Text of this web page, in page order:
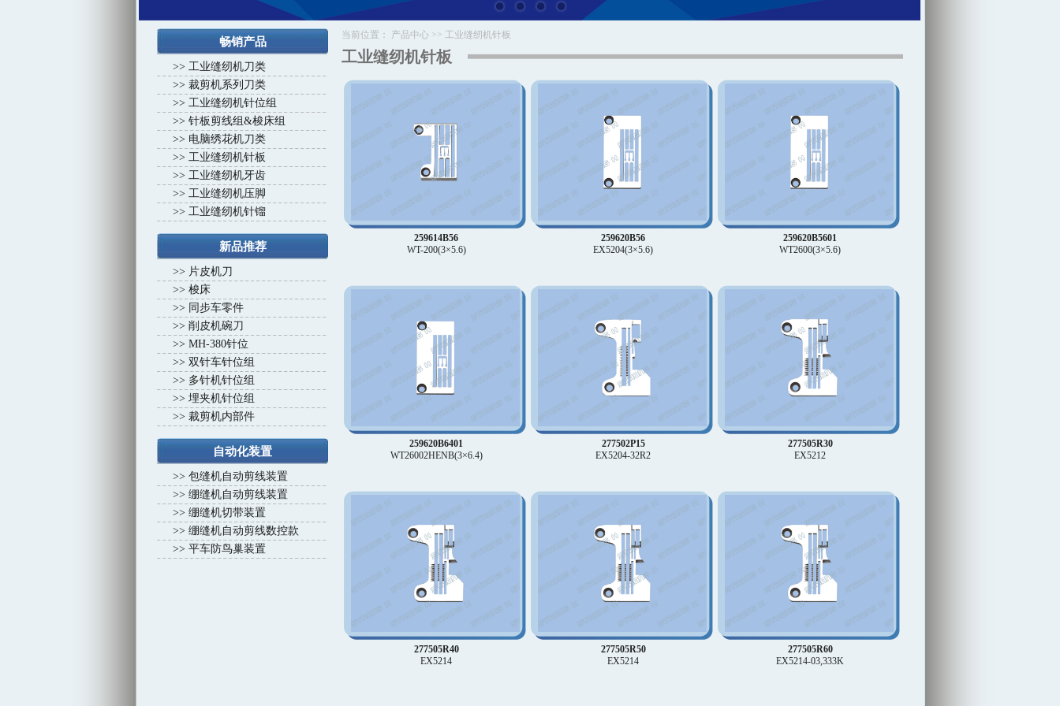
畅销产品
>> 工业缝纫机刀类
>> 裁剪机系列刀类
>> 工业缝纫机针位组
>> 针板剪线组&梭床组
>> 电脑绣花机刀类
>> 工业缝纫机针板
>> 工业缝纫机牙齿
>> 工业缝纫机压脚
>> 工业缝纫机针镏
新品推荐
>> 片皮机刀
>> 梭床
>> 同步车零件
>> 削皮机碗刀
>> MH-380针位
>> 双针车针位组
>> 多针机针位组
>> 埋夹机针位组
>> 裁剪机内部件
自动化装置
>> 包缝机自动剪线装置
>> 绷缝机自动剪线装置
>> 绷缝机切带装置
>> 绷缝机自动剪线数控款
>> 平车防鸟巢装置
当前位置： 产品中心 >> 工业缝纫机针板
工业缝纫机针板
259614B56
WT-200(3×5.6)
259620B56
EX5204(3×5.6)
259620B5601
WT2600(3×5.6)
259620B6401
WT26002HENB(3×6.4)
277502P15
EX5204-32R2
277505R30
EX5212
277505R40
EX5214
277505R50
EX5214
277505R60
EX5214-03,333K